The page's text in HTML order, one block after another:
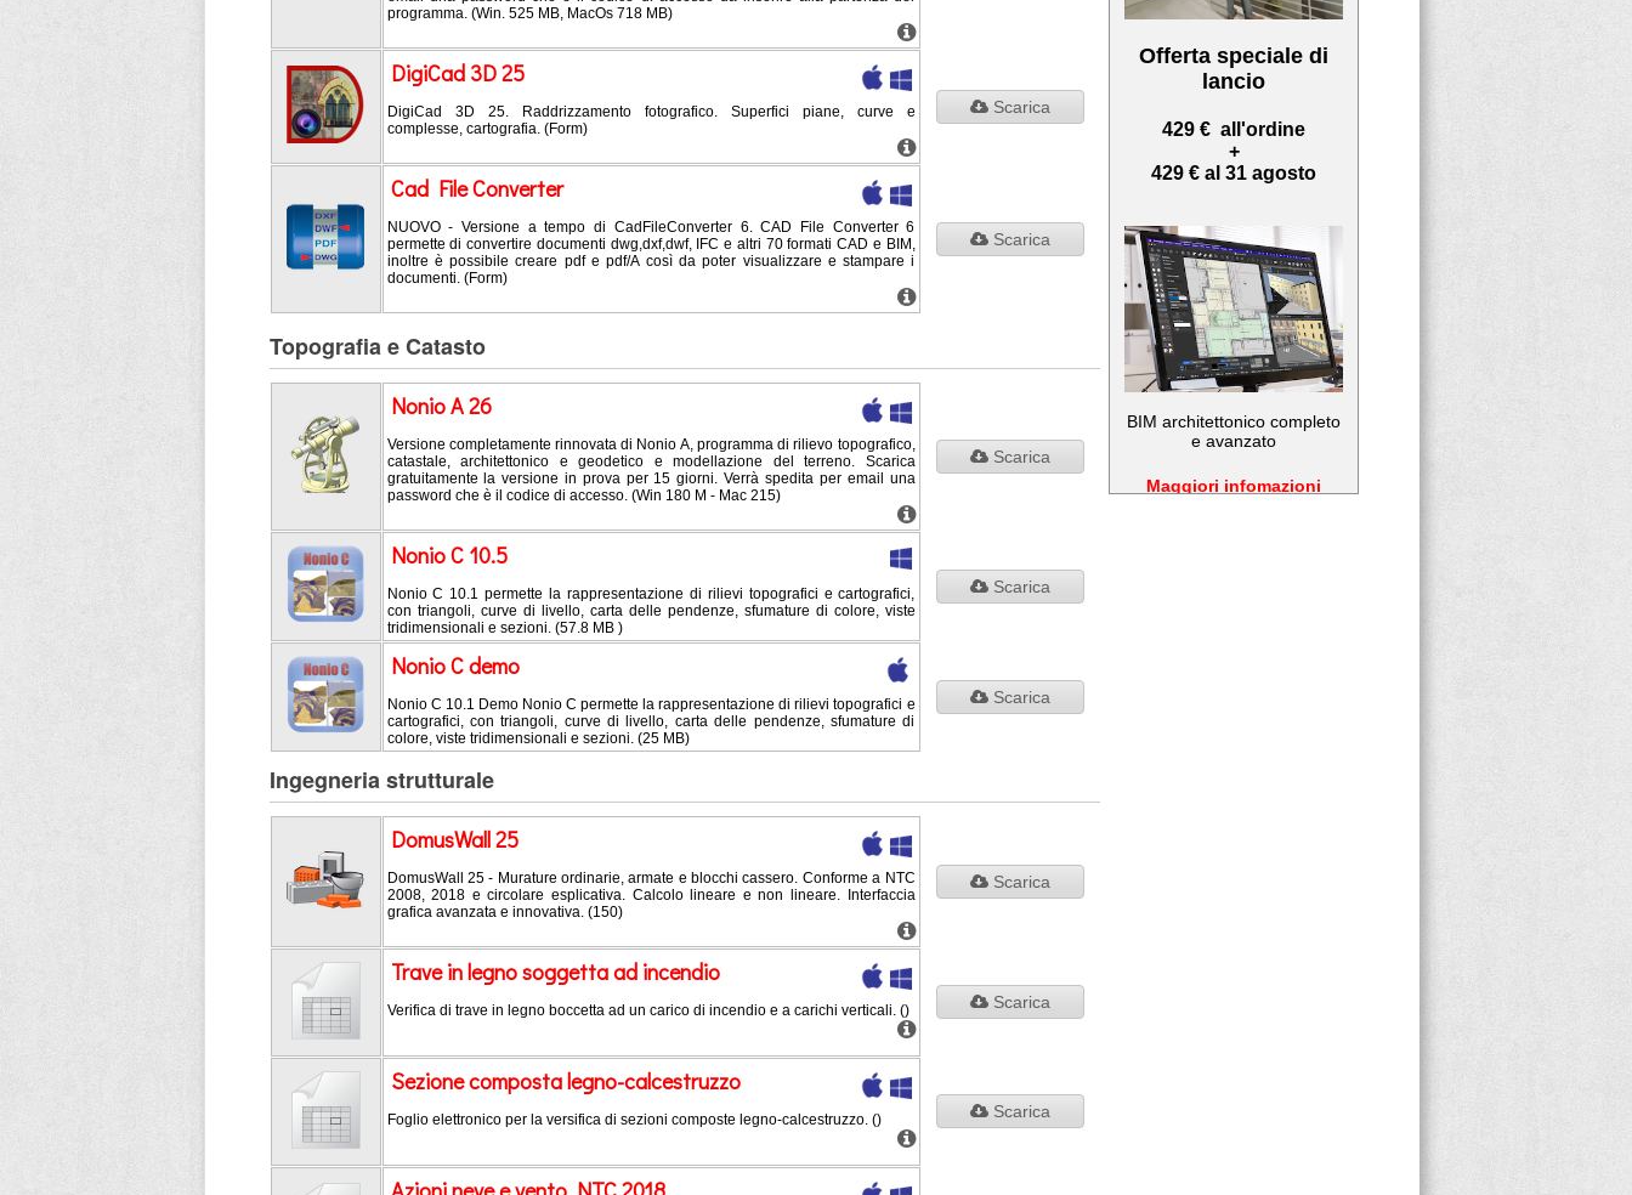
programma. (Win. 525 MB, MacOs 718 MB)
DigiCad 3D 25
DigiCad 3D 25. Raddrizzamento fotografico. Superfici piane, curve e
complesse, cartografia. (Form)
Scarica
Cad File Converter
NUOVO - Versione a tempo di CadFileConverter 6. CAD File Converter 6
permette di convertire documenti dwg,dxf,dwf, IFC e altri 70 formati CAD e BIM,
inoltre è possibile creare pdf e pdf/A così da poter visualizzare e stampare i
documenti. (Form)
Scarica
Topografia e Catasto
Nonio A 26
Versione completamente rinnovata di Nonio A, programma di rilievo topografico,
catastale, architettonico e geodetico e modellazione del terreno. Scarica
gratuitamente la versione in prova per 15 giorni. Verrà spedita per email una
password che è il codice di accesso. (Win 180 M - Mac 215)
Scarica
Nonio C 10.5
Nonio C 10.1 permette la rappresentazione di rilievi topografici e cartografici,
con triangoli, curve di livello, carta delle pendenze, sfumature di colore, viste
tridimensionali e sezioni. (57.8 MB )
Scarica
Nonio C demo
Nonio C 10.1 Demo Nonio C permette la rappresentazione di rilievi topografici e
cartografici, con triangoli, curve di livello, carta delle pendenze, sfumature di
colore, viste tridimensionali e sezioni. (25 MB)
Scarica
Ingegneria strutturale
DomusWall 25
DomusWall 25 - Murature ordinarie, armate e blocchi cassero. Conforme a NTC
2008, 2018 e circolare esplicativa. Calcolo lineare e non lineare. Interfaccia
grafica avanzata e innovativa. (150)
Scarica
Trave in legno soggetta ad incendio
Verifica di trave in legno boccetta ad un carico di incendio e a carichi verticali. () Scarica
Sezione composta legno-calcestruzzo
Foglio elettronico per la versifica di sezioni composte legno-calcestruzzo. () Scarica